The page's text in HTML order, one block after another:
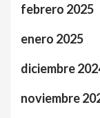
febrero 2025
enero 2025
diciembre
noviembre